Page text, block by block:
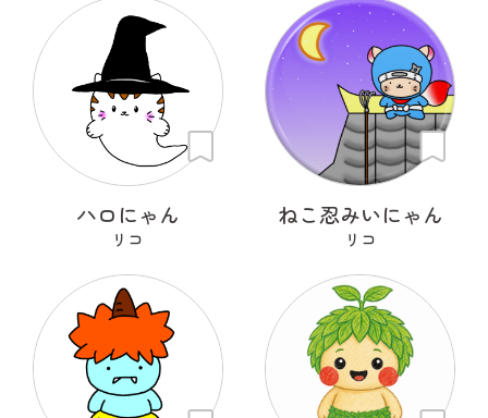
ハロにゃん
リコ
ねこ忍みいにゃん
リコ